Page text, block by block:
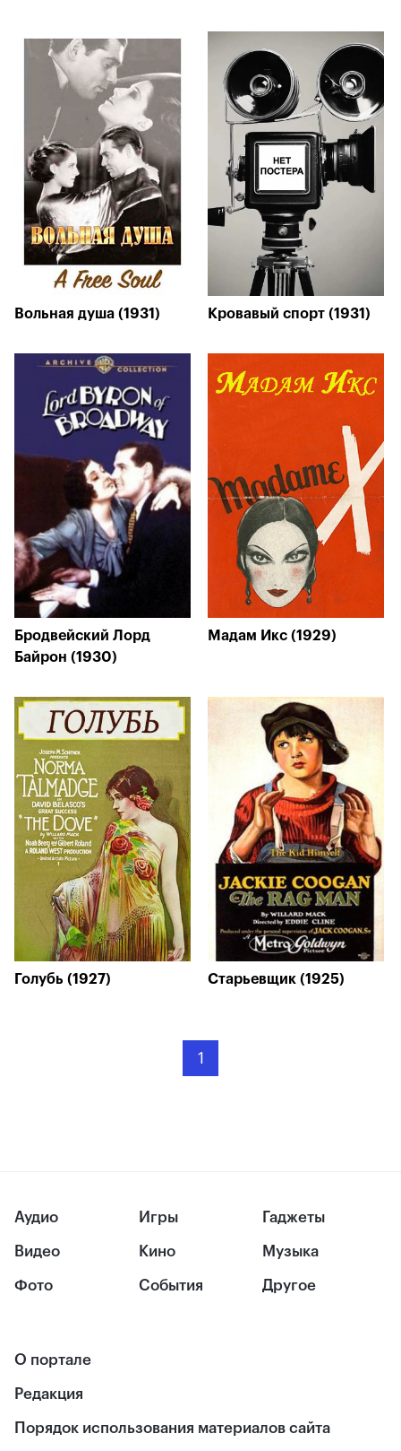
Вольная душа (1931) Кровавый спорт (1931)
Бродвейский Лорд
Байрон (1930)
Мадам Икс (1929)
Голубь (1927) Старьевщик (1925)
1
Аудио
Видео
Фото
Игры
Кино
События
Гаджеты
Музыка
Другое
О портале
Редакция
Порядок использования материалов сайта